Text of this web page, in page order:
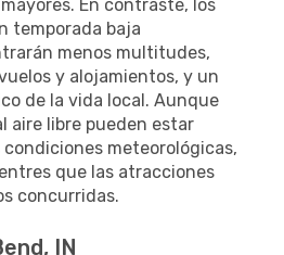
En contraste, los
temporada baja
menos multitudes,
y alojamientos, y un
de la vida local. Aunque
aire libre pueden estar
meteorológicas,
que las atracciones
concurridas.
IN